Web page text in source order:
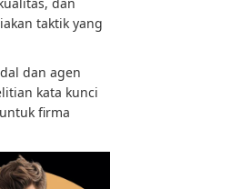
taktik yang
dan agen
kata kunci
firma